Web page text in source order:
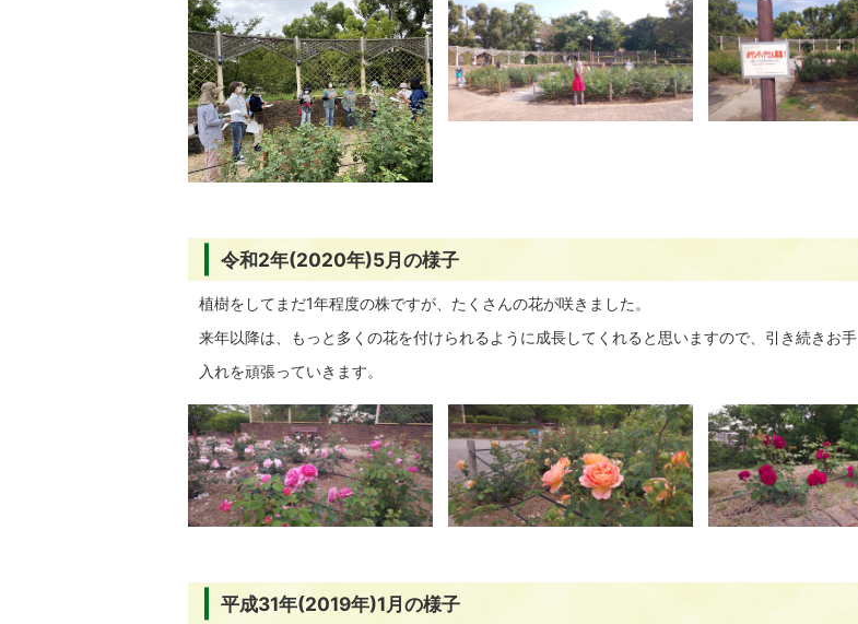
令和2年(2020年)5月の様子
植樹をしてまだ1年程度の株ですが、たくさんの花が咲きました。
来年以降は、もっと多くの花を付けられるように成長してくれると思いますので、引き続きお手
入れを頑張っていきます。
平成31年(2019年)1月の様子